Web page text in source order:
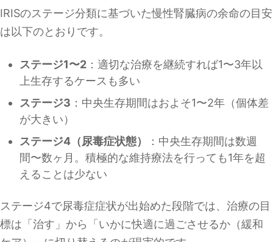
IRISのステージ分類に基づいた慢性腎臓病の余命の目安
は以下のとおりです。
ステージ1〜2 ：適切な治療を継続すれば1〜3年以
上生存するケースも多い
ステージ3 ：中央生存期間はおよそ1〜2年（個体差
が大きい）
ステージ4（尿毒症状態）
：中央生存期間は数週
間〜数ヶ月。積極的な維持療法を行っても1年を超
えることは少ない
ステージ4で尿毒症症状が出始めた段階では、治療の目
標は「治す」から「いかに快適に過ごさせるか（緩和